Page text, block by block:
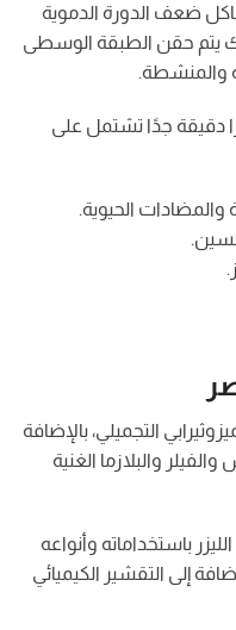
ضعف الدورة الدموية
يتم حقن الطبقة الوسطى
والمنشطة.
دقيقة جدًا تشتمل على
الحيوية.
التجميلي، بالإضافة
والبلازما الغنية
باستخداماته وأنواعه
إلى التقشير الكيميائي